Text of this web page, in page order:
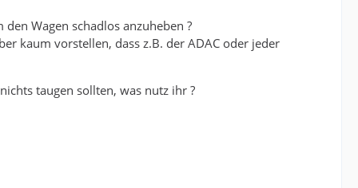
Wagen schadlos anzuheben ?
kaum vorstellen, dass z.B. der ADAC oder jeder
taugen sollten, was nutz ihr ?